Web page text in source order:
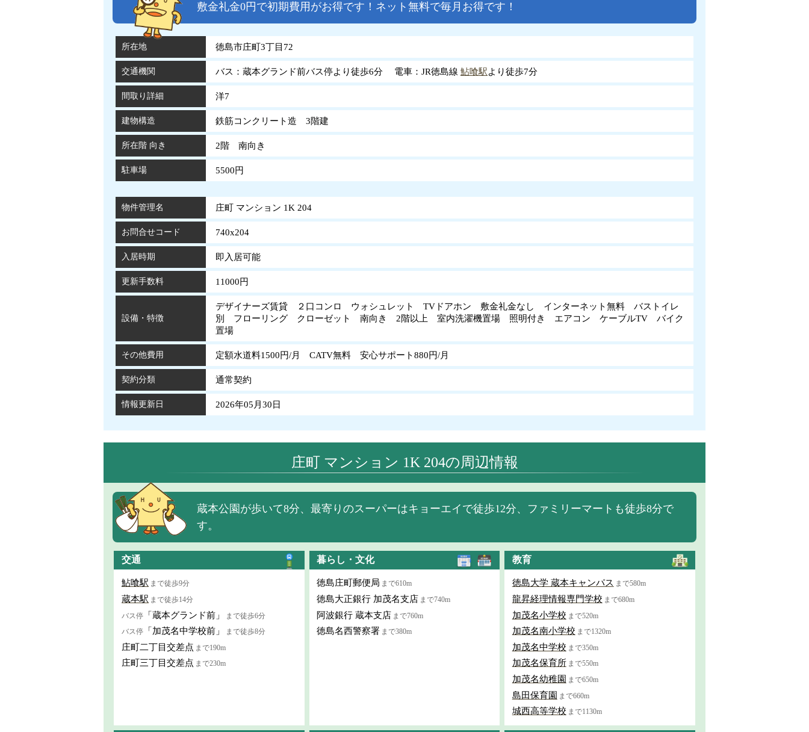
敷金礼金0円で初期費用がお得です！ネット無料で毎月お得です！
所在地 徳島市庄町3丁目72
交通機関 バス：蔵本グランド前バス停より徒歩6分 電車：JR徳島線 鮎喰駅より徒歩7分
間取り詳細 洋7
建物構造 鉄筋コンクリート造 3階建
所在階 向き 2階 南向き
駐車場 5500円
物件管理名 庄町 マンション 1K 204
お問合せコード 740x204
入居時期 即入居可能
更新手数料 11000円
設備・特徴
デザイナーズ賃貸 ２口コンロ ウォシュレット TVドアホン 敷金礼金なし インターネット無料 バストイレ
別 フローリング クローゼット 南向き 2階以上 室内洗濯機置場 照明付き エアコン ケーブルTV バイク
置場
その他費用 定額水道料1500円/月 CATV無料 安心サポート880円/月
契約分類 通常契約
情報更新日 2026年05月30日
庄町 マンション 1K 204の周辺情報
蔵本公園が歩いて8分、最寄りのスーパーはキョーエイで徒歩12分、ファミリーマートも徒歩8分で
す。
交通
鮎喰駅 まで徒歩9分
蔵本駅 まで徒歩14分
バス停 「蔵本グランド前」
まで徒歩6分
バス停 「加茂名中学校前」 まで徒歩8分
庄町二丁目交差点 まで190m
庄町三丁目交差点 まで230m
暮らし・文化
徳島庄町郵便局 まで610m
徳島大正銀行 加茂名支店 まで740m
阿波銀行 蔵本支店 まで760m
徳島名西警察署 まで380m
教育
徳島大学 蔵本キャンパス まで580m
龍昇経理情報専門学校 まで680m
加茂名小学校 まで520m
加茂名南小学校 まで1320m
加茂名中学校 まで350m
加茂名保育所 まで550m
加茂名幼稚園 まで650m
島田保育園 まで660m
城西高等学校 まで1130m